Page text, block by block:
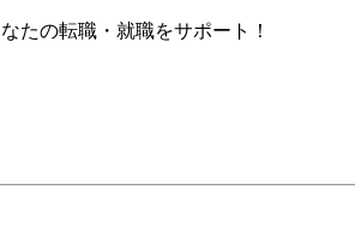
たの転職・就職をサポート！